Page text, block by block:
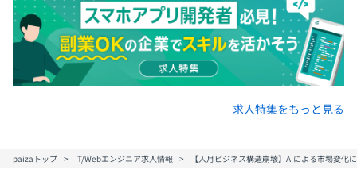
アジャイルの会社ですので、そういう案件が多く、1チー
ムは5名前後になることが多くなります。
アジャイルをメインでと言う会社は多くは無く、競合が少
ないので商流は浅いのですが、プロジェクトで要求される
平均スキルが高めになることもあり、リアル少数精鋭にな
他の2次請さんも並列で参加。
求人特集をもっと見る
paizaトップ IT/Webエンジニア求人情報 【人月ビジネス構造崩壊】AIによる市場変